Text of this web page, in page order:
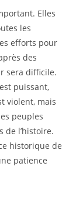
Elles
les
efforts pour
des
sera difficile.
puissant,
violent, mais
peuples
de l’histoire.
historique de
patience